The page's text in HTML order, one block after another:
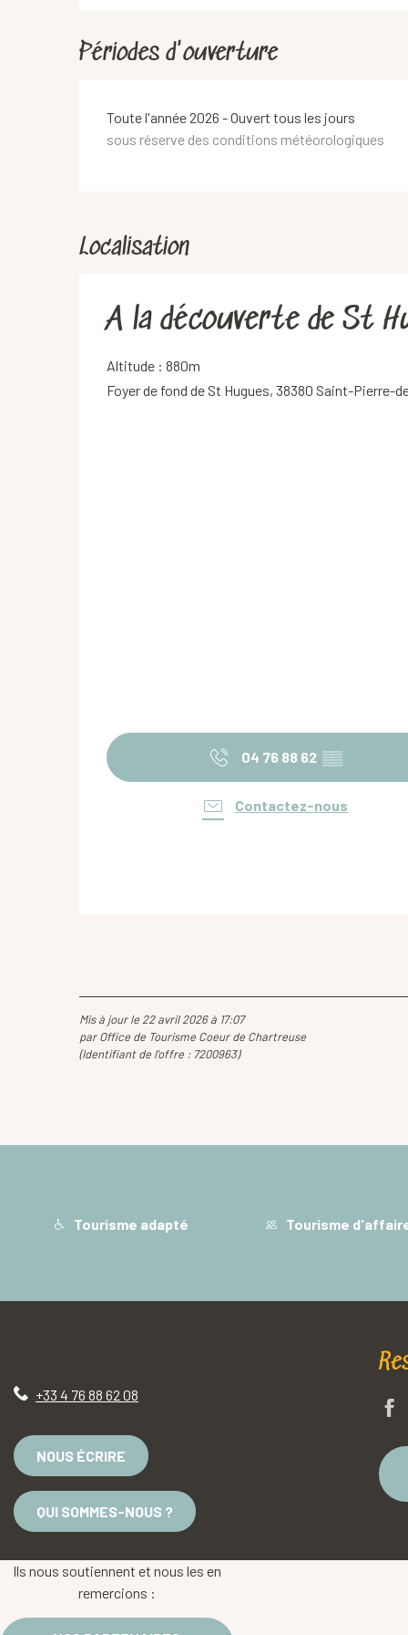
Périodes d'ouverture
Toute l'année 2026 - Ouvert tous les jours
sous réserve des conditions météorologiques
Localisation
A la découverte de St
Altitude : 880m
Foyer de fond de St Hugues, 38380 Saint-Pierre-
04 76 88 62 ▒▒
Contactez-nous
Mis à jour le 22 avril 2026 à 17:07
par Office de Tourisme Coeur de Chartreuse
(Identifiant de l'offre : 7200963)
Tourisme adapté Tourisme
+33 4 76 88 62 08
NOUS ÉCRIRE
QUI SOMMES-NOUS ?
Ils nous soutiennent et nous les en
remercions :